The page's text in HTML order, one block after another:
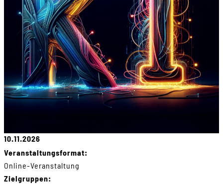
10.11.2026
Veranstaltungsformat:
Online-Veranstaltung
Zielgruppen: